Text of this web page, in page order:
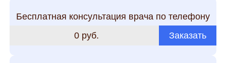
Бесплатная консультация врача по телефону
0 руб.
Заказать